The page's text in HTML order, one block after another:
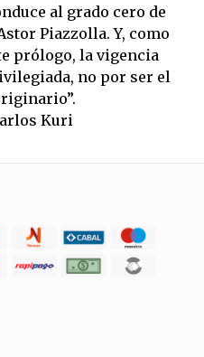
al grado cero de
Piazzolla. Y, como
prólogo, la vigencia
no por ser el
Kuri